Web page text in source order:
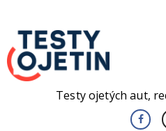
Testy ojetých aut,